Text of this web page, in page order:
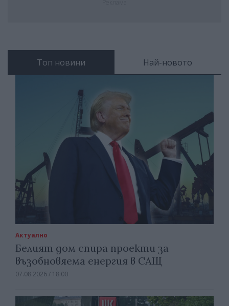
Топ новини Най-новото
Актуално
Белият дом спира проекти за
възобновяема енергия в САЩ
07.08.2026 / 18:00